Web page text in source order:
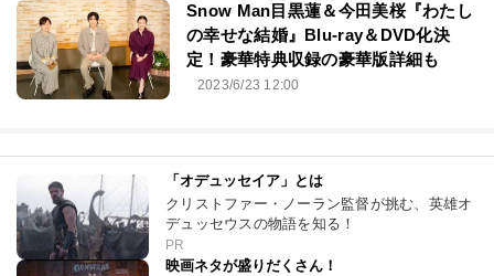
Snow Man目黒蓮＆今田美桜『わたし
の幸せな結婚』Blu-ray＆DVD化決
定！豪華特典収録の豪華版詳細も
2023/6/23 12:00
「オデュッセイア」とは
クリストファー・ノーラン監督が挑む、英雄オ
デュッセウスの物語を知る！
PR
映画ネタが盛りだくさん！